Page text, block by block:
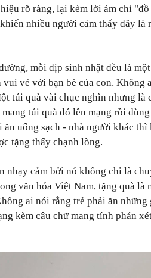
rõ ràng, lại kèm lời ám chỉ
nhiều người cảm thấy đây là
mỗi dịp sinh nhật đều là
vui vẻ với bạn bè của con. Không
túi quà vài chục nghìn nhưng là
túi quà đó lên mạng rồi
ăn uống sạch - nhà người khác
tặng thấy chạnh lòng.
nhạy cảm bởi nó không chỉ là
văn hóa Việt Nam, tặng quà là
ai nói rằng trẻ phải ăn
kèm câu chữ mang tính phán